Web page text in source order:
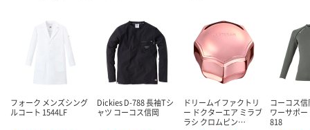
フォーク メンズシング
ルコート 1544LF
Dickies D-788 長袖Tシ
ャツ コーコス信岡
ドリームイファクトリ
ー ドクターエア ミラブ
ラシ クロムピン…
コーコス
ワーサポー
818